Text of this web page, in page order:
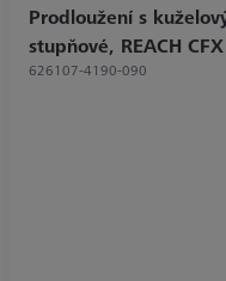
Prodloužení s
stupňové, REACH
626107-4190-090